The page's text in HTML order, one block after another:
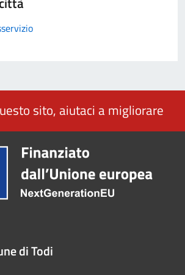
sito, aiutaci a migliorare
di Todi